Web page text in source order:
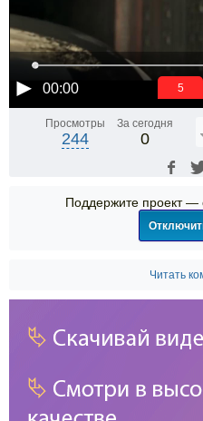
00:00 5
Просмотры
244
За сегодня
0
Поддержите проект —
Читать